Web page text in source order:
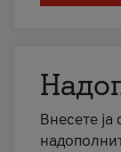
Внесете ја